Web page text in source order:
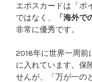
エポスカードは「ポ
ではなく、
「海外で
非常に優秀です。
2018年に世界一周
に入れています。保
せんが、「万が一の